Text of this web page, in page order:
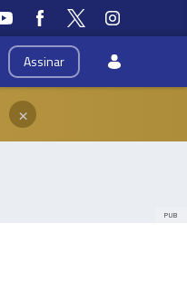
Assinar
×
PUB